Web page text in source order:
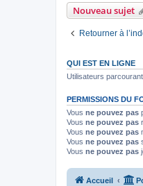
Nouveau sujet
Retourner à
QUI EST EN LIGNE
Utilisateurs
PERMISSIONS DU
Vous ne pouvez pas
Vous ne pouvez pas
Vous ne pouvez pas
Vous ne pouvez pas
Vous ne pouvez pas
Accueil